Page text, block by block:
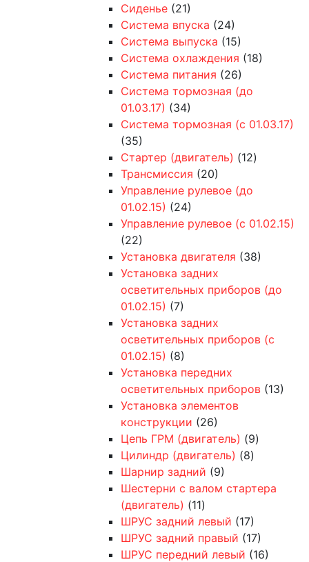
Сиденье (21)
Система впуска (24)
Система выпуска (15)
Система охлаждения (18)
Система питания (26)
Система тормозная (до
01.03.17) (34)
Система тормозная (с 01.03.17)
(35)
Стартер (двигатель) (12)
Трансмиссия (20)
Управление рулевое (до
01.02.15) (24)
Управление рулевое (с 01.02.15)
(22)
Установка двигателя (38)
Установка задних
осветительных приборов (до
01.02.15) (7)
Установка задних
осветительных приборов (с
01.02.15) (8)
Установка передних
осветительных приборов (13)
Установка элементов
конструкции (26)
Цепь ГРМ (двигатель) (9)
Цилиндр (двигатель) (8)
Шарнир задний (9)
Шестерни с валом стартера
(двигатель) (11)
ШРУС задний левый (17)
ШРУС задний правый (17)
ШРУС передний левый (16)